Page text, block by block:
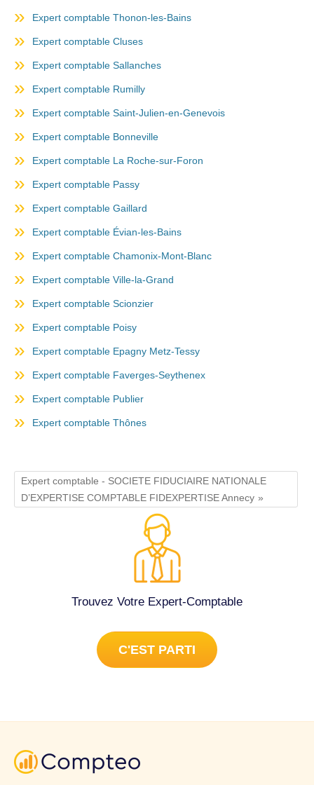
Expert comptable Thonon-les-Bains
Expert comptable Cluses
Expert comptable Sallanches
Expert comptable Rumilly
Expert comptable Saint-Julien-en-Genevois
Expert comptable Bonneville
Expert comptable La Roche-sur-Foron
Expert comptable Passy
Expert comptable Gaillard
Expert comptable Évian-les-Bains
Expert comptable Chamonix-Mont-Blanc
Expert comptable Ville-la-Grand
Expert comptable Scionzier
Expert comptable Poisy
Expert comptable Epagny Metz-Tessy
Expert comptable Faverges-Seythenex
Expert comptable Publier
Expert comptable Thônes
Expert comptable - SOCIETE FIDUCIAIRE NATIONALE
D’EXPERTISE COMPTABLE FIDEXPERTISE Annecy
Trouvez Votre Expert-Comptable
C'EST PARTI